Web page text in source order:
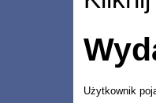
Użytkownik